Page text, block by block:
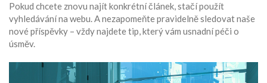
Pokud chcete znovu najít konkrétní článek, stačí použít
vyhledávání na webu. A nezapomeňte pravidelně sledovat naše
nové příspěvky – vždy najdete tip, který vám usnadní péči o
úsměv.